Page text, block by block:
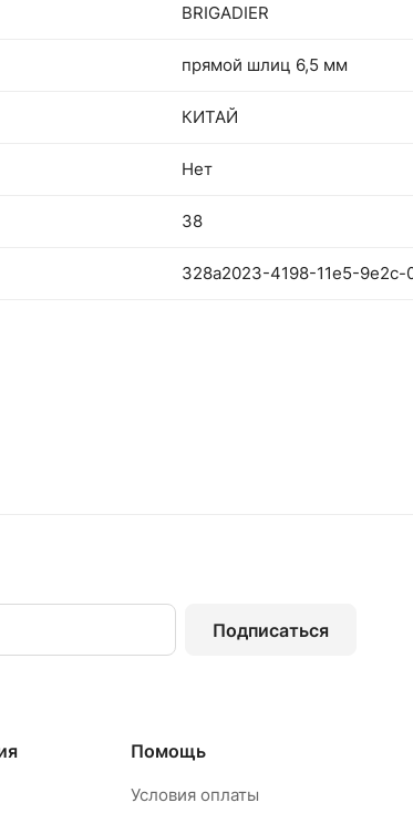
BRIGADIER
прямой шлиц 6,5 мм
КИТАЙ
Нет
38
328a2023-4198-11e5-9e2c-
Подписаться
Помощь
Условия оплаты